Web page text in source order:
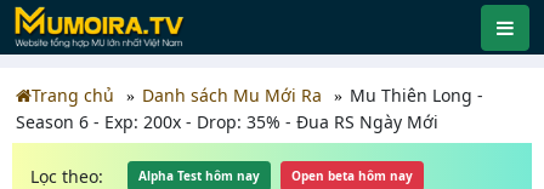
Trang chủ Danh sách Mu Mới Ra
Mu Thiên Long -
Season 6 - Exp: 200x - Drop: 35% - Đua RS Ngày Mới
Lọc theo: Alpha Test hôm nay Open beta hôm nay